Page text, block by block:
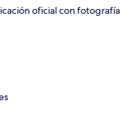
oficial con fotografía